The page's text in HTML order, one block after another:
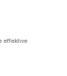
effektive